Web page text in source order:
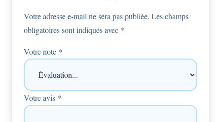
Votre adresse e-mail ne sera pas publiée. Les champs
obligatoires sont indiqués avec *
Votre note *
Votre avis *